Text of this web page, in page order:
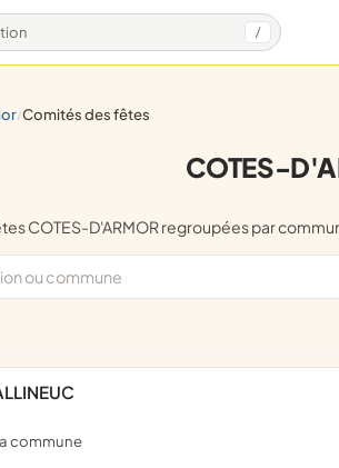
/
/ comités des fêtes
COTES-
COTES-D'ARMOR regroupées par
commune